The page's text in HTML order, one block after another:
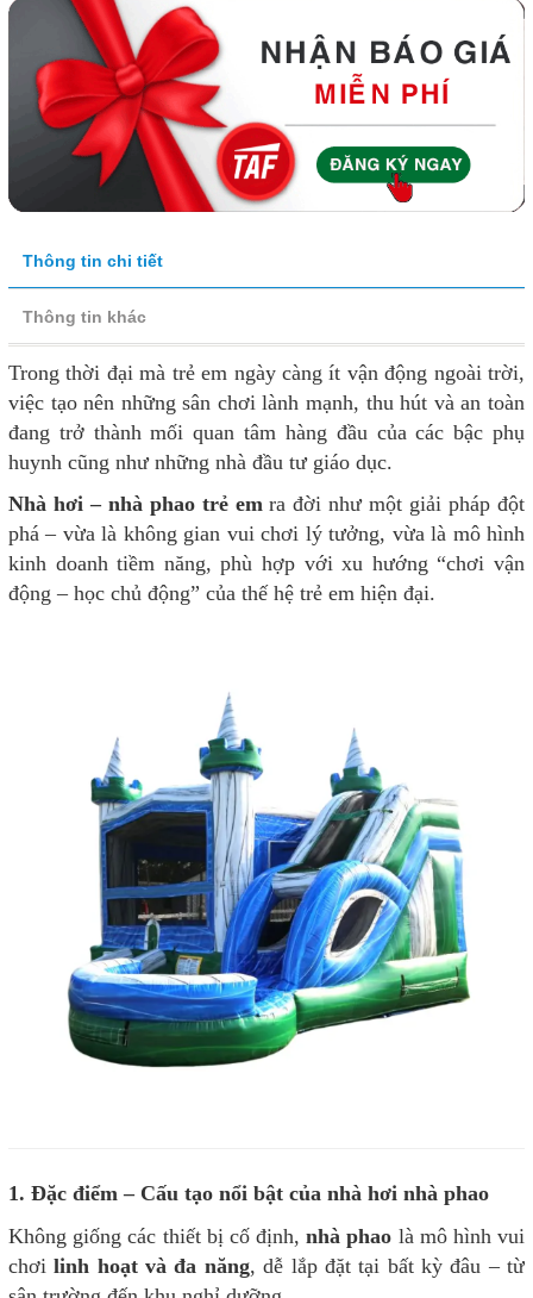
Thông tin chi tiết
Thông tin khác
Trong thời đại mà trẻ em ngày càng ít vận động ngoài trời,
việc tạo nên những sân chơi lành mạnh, thu hút và an toàn
đang trở thành mối quan tâm hàng đầu của các bậc phụ
huynh cũng như những nhà đầu tư giáo dục.
Nhà hơi – nhà phao trẻ em ra đời như một giải pháp đột
phá – vừa là không gian vui chơi lý tưởng, vừa là mô hình
kinh doanh tiềm năng, phù hợp với xu hướng “chơi vận
động – học chủ động” của thế hệ trẻ em hiện đại.
1. Đặc điểm – Cấu tạo nổi bật của nhà hơi nhà phao
Không giống các thiết bị cố định,nhà phao là mô hình vui
chơilinh hoạt và đa năng, dễ lắp đặt tại bất kỳ đâu – từ